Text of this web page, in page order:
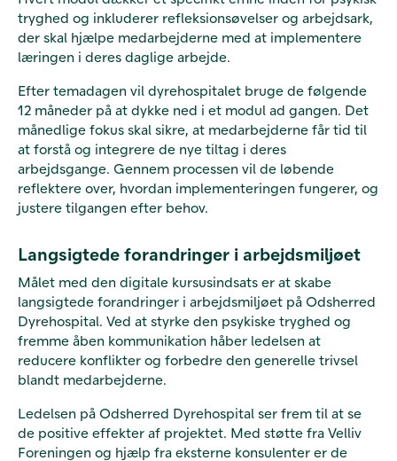
tryghed og inkluderer refleksionsøvelser og arbejdsark,
der skal hjælpe medarbejderne med at implementere
læringen i deres daglige arbejde.
Efter temadagen vil dyrehospitalet bruge de følgende
12 måneder på at dykke ned i et modul ad gangen. Det
månedlige fokus skal sikre, at medarbejderne får tid til
at forstå og integrere de nye tiltag i deres
arbejdsgange. Gennem processen vil de løbende
reflektere over, hvordan implementeringen fungerer, og
justere tilgangen efter behov.
Langsigtede forandringer i arbejdsmiljøet
Målet med den digitale kursusindsats er at skabe
langsigtede forandringer i arbejdsmiljøet på Odsherred
Dyrehospital. Ved at styrke den psykiske tryghed og
fremme åben kommunikation håber ledelsen at
reducere konflikter og forbedre den generelle trivsel
blandt medarbejderne.
Ledelsen på Odsherred Dyrehospital ser frem til at se
de positive effekter af projektet. Med støtte fra Velliv
Foreningen og hjælp fra eksterne konsulenter er de